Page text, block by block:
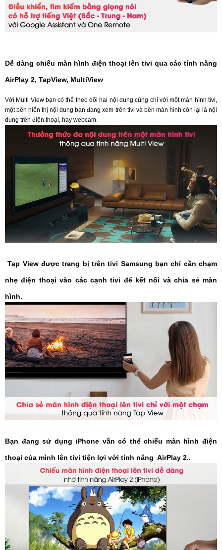
Dễ dàng chiếu màn hình điện thoại lên tivi qua các tính năng
AirPlay 2, TapView, MultiView
Với Multi View bạn có thể theo dõi hai nội dung cùng chỉ với một màn hình tivi,
một bên hiển thị nội dung bạn đang xem trên tivi và bên màn hình còn lại là nội
dung trên điện thoại, hay webcam.
Tap View được trang bị trên tivi Samsung bạn chỉ cần chạm
nhẹ điện thoại vào các cạnh tivi để kết nối và chia sẻ màn
hình.
Bạn đang sử dụng iPhone vẫn có thể chiếu màn hình điện
thoại của mình lên tivi tiện lợi với tính năng AirPlay 2..